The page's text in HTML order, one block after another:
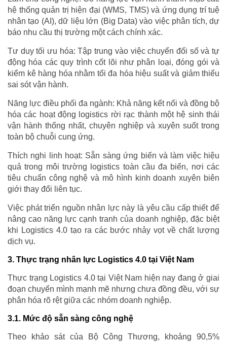
hệ thống quản trị hiện đại (WMS, TMS) và ứng dụng trí tuệ
nhân tạo (AI), dữ liệu lớn (Big Data) vào việc phân tích, dự
báo nhu cầu thị trường một cách chính xác.
Tư duy tối ưu hóa: Tập trung vào việc chuyển đổi số và tự
động hóa các quy trình cốt lõi như phân loại, đóng gói và
kiểm kê hàng hóa nhằm tối đa hóa hiệu suất và giảm thiểu
sai sót vận hành.
Năng lực điều phối đa ngành: Khả năng kết nối và đồng bộ
hóa các hoạt động logistics rời rạc thành một hệ sinh thái
vận hành thống nhất, chuyên nghiệp và xuyên suốt trong
toàn bộ chuỗi cung ứng.
Thích nghi linh hoạt: Sẵn sàng ứng biến và làm việc hiệu
quả trong môi trường logistics toàn cầu đa biến, nơi các
tiêu chuẩn công nghệ và mô hình kinh doanh xuyên biên
giới thay đổi liên tục.
Việc phát triển nguồn nhân lực này là yêu cầu cấp thiết để
nâng cao năng lực cạnh tranh của doanh nghiệp, đặc biệt
khi Logistics 4.0 tạo ra các bước nhảy vọt về chất lượng
dịch vụ.
3. Thực trạng nhân lực Logistics 4.0 tại Việt Nam
Thực trạng Logistics 4.0 tại Việt Nam hiện nay đang ở giai
đoạn chuyển mình mạnh mẽ nhưng chưa đồng đều, với sự
phân hóa rõ rệt giữa các nhóm doanh nghiệp.
3.1. Mức độ sẵn sàng công nghệ
Theo khảo sát của Bộ Công Thương, khoảng 90,5%